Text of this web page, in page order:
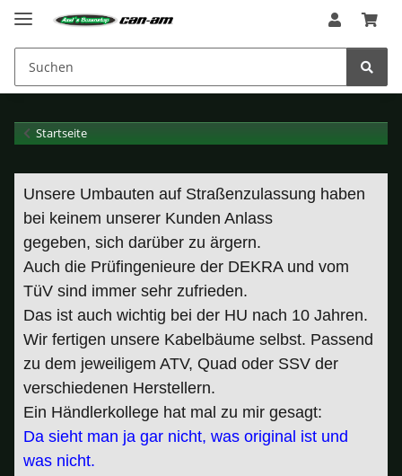
Startseite
Unsere Umbauten auf Straßenzulassung haben
bei keinem unserer Kunden Anlass
gegeben, sich darüber zu ärgern.
Auch die Prüfingenieure der DEKRA und vom
TüV sind immer sehr zufrieden.
Das ist auch wichtig bei der HU nach 10 Jahren.
Wir fertigen unsere Kabelbäume selbst. Passend
zu dem jeweiligem ATV, Quad oder SSV der
verschiedenen Herstellern.
Ein Händlerkollege hat mal zu mir gesagt:
Da sieht man ja gar nicht, was original ist und
was nicht.